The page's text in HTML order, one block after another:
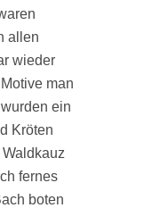
allen
wieder
man
ein
Kröten
fernes
boten